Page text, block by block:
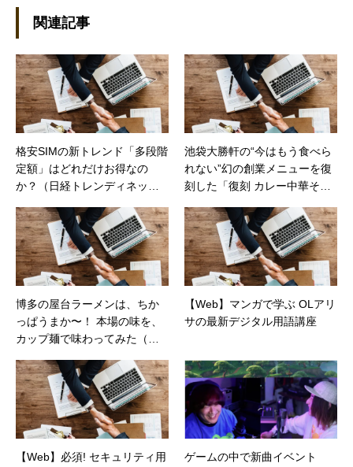
関連記事
格安SIMの新トレンド「多段階
定額」はどれだけお得なの
か？（日経トレンディネッ
池袋大勝軒の“今はもう食べら
れない”幻の創業メニューを復
刻した「復刻 カレー中華そ
ム）
博多の屋台ラーメンは、ちか
っぱうまか〜！ 本場の味を、
カップ麺で味わってみた（カ
【Web】マンガで学ぶ OLアリ
サの最新デジタル用語講座
【Web】必須! セキュリティ用
ゲームの中で新曲イベント